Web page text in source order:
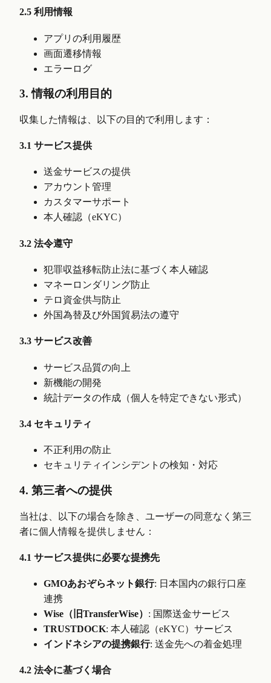
2.5 利用情報
アプリの利用履歴
画面遷移情報
エラーログ
3. 情報の利用目的
収集した情報は、以下の目的で利用します：
3.1 サービス提供
送金サービスの提供
アカウント管理
カスタマーサポート
本人確認（eKYC）
3.2 法令遵守
犯罪収益移転防止法に基づく本人確認
マネーロンダリング防止
テロ資金供与防止
外国為替及び外国貿易法の遵守
3.3 サービス改善
サービス品質の向上
新機能の開発
統計データの作成（個人を特定できない形式）
3.4 セキュリティ
不正利用の防止
セキュリティインシデントの検知・対応
4. 第三者への提供
当社は、以下の場合を除き、ユーザーの同意なく第三
者に個人情報を提供しません：
4.1 サービス提供に必要な提携先
GMOあおぞらネット銀行: 日本国内の銀行口座
連携
Wise（旧TransferWise） : 国際送金サービス
TRUSTDOCK: 本人確認（eKYC）サービス
インドネシアの提携銀行: 送金先への着金処理
4.2 法令に基づく場合